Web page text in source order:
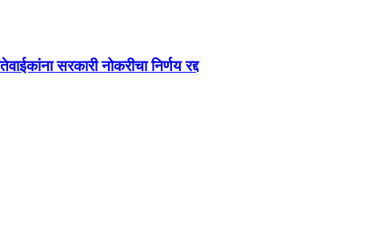
सरकारी नोकरीचा निर्णय रद्द